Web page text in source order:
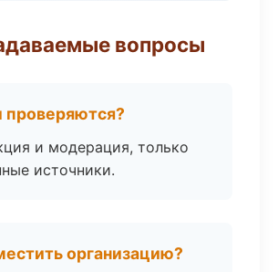
вопросы
проверяются?
и модерация, только
источники.
организацию?